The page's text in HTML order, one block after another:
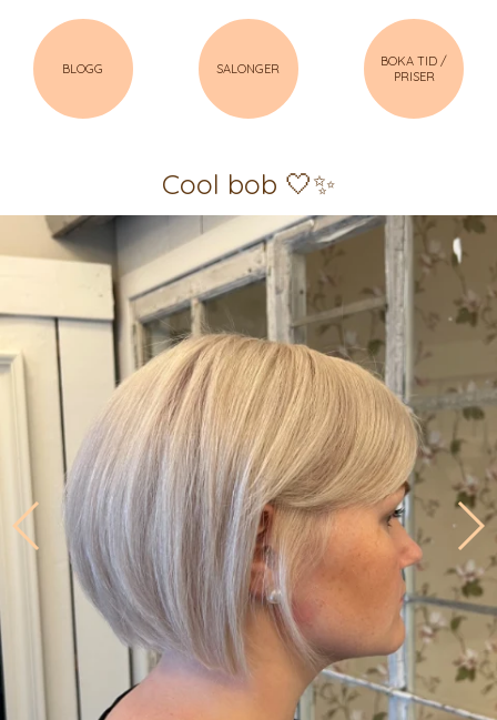
BLOGG SALONGER
BOKA TID /
PRISER
Cool bob 🤍✨